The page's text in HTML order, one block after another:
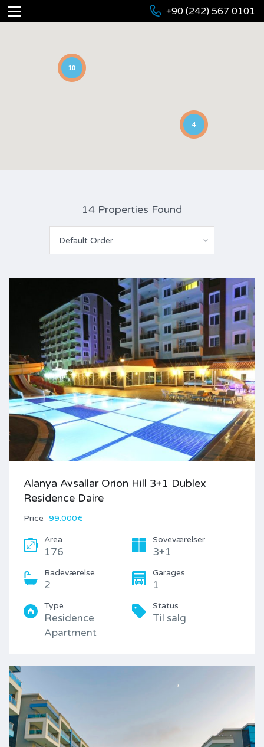
+90 (242) 567 0101
10
4
14 Properties Found
Default Order
Alanya Avsallar Orion Hill 3+1 Dublex
Residence Daire
Price 99.000€
Area
176
Soveværelser
3+1
Badeværelse
2
Garages
1
Type
Residence
Apartment
Status
Til salg